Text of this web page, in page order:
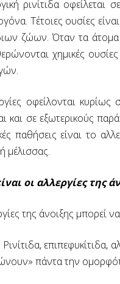
ρινίτιδα
Τέτοιες ουσίες
ζώων. Όταν τα άτομα
χημικές
οφείλονται
και σε εξωτερικούς
παθήσεις είναι το
μέλισσας.
οι αλλεργίες της
της άνοιξης μπορεί
Ρινίτιδα,
πάντα την